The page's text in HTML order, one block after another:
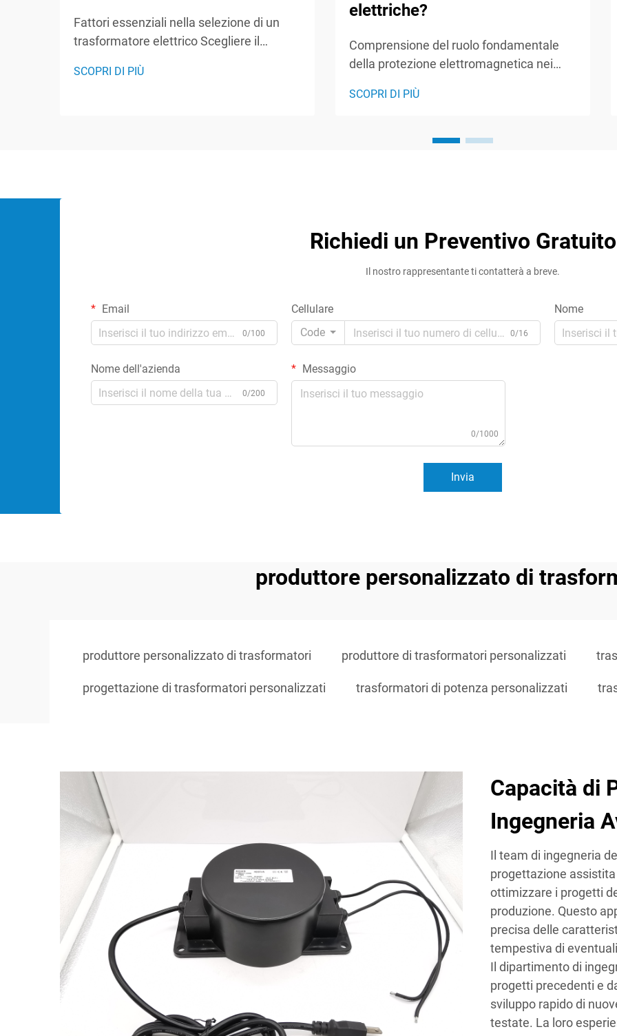
Fattori essenziali nella selezione di un
trasformatore elettrico Scegliere il
decisione fondamentale che influenza
SCOPRI DI PIÙ
elettriche?
Comprensione del ruolo fondamentale
della protezione elettromagnetica nei
perdite elettriche rappresentano minacce
elettroniche sensibili sia negli ambienti
SCOPRI DI PIÙ
Richiedi un Preventivo Gratuito
Il nostro rappresentante ti contatterà a breve.
Email
0/100
Cellulare
Code
0/16
Nome
Nome dell'azienda
0/200
Messaggio
0/1000
Invia
produttore personalizzato di
produttore personalizzato di trasformatori produttore di trasformatori personalizzati
progettazione di trasformatori personalizzati trasformatori di potenza personalizzati
Capacità di
Ingegneria
Il team di ingegneria
progettazione
ottimizzare i progetti
produzione. Questo
precisa delle
tempestiva di
Il dipartimento di
progetti precedenti e
sviluppo rapido di
testate. La loro